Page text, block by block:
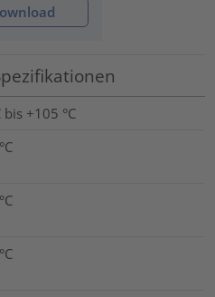
bis +105 °C